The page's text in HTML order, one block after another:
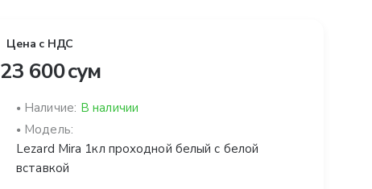
Цена с НДС
23 600 сум
Наличие: В наличии
Модель:
Lezard Mira 1кл проходной белый с белой
вставкой